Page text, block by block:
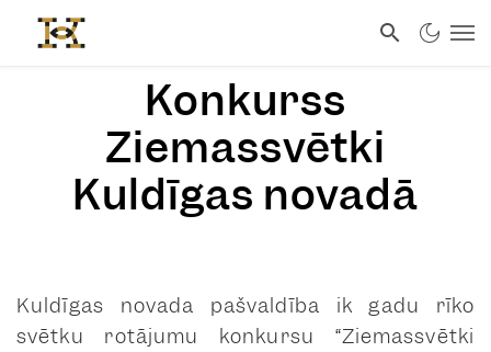
Konkurss
Ziemassvētki
Kuldīgas novadā
Kuldīgas novada pašvaldība ik gadu rīko
svētku rotājumu konkursu “Ziemassvētki